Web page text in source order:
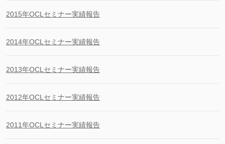
2015年OCLセミナー実績報告
2014年OCLセミナー実績報告
2013年OCLセミナー実績報告
2012年OCLセミナー実績報告
2011年OCLセミナー実績報告